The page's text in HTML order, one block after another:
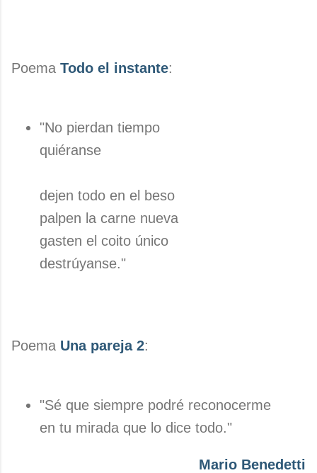
Poema Todo el instante:
"No pierdan tiempo
quiéranse
dejen todo en el beso
palpen la carne nueva
gasten el coito único
destrúyanse."
Poema Una pareja 2:
"Sé que siempre podré reconocerme
en tu mirada que lo dice todo."
Mario Benedetti